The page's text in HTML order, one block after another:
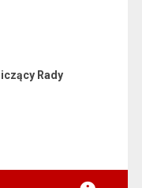
Rady